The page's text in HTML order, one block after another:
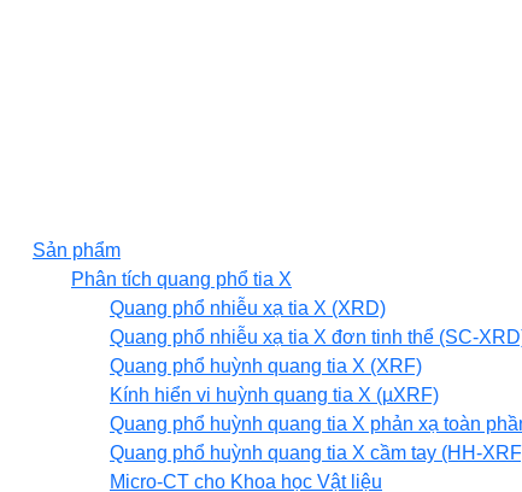
Sản phẩm
Phân tích quang phổ tia X
Quang phổ nhiễu xạ tia X (XRD)
Quang phổ nhiễu xạ tia X đơn tinh thể (SC-
Quang phổ huỳnh quang tia X (XRF)
Kính hiển vi huỳnh quang tia X (µXRF)
Quang phổ huỳnh quang tia X phản xạ toàn
Quang phổ huỳnh quang tia X cầm tay (HH-
Micro-CT cho Khoa học Vật liệu